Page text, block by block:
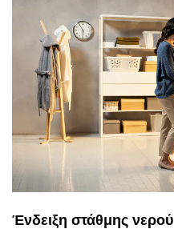
Ένδειξη στάθμης νερού